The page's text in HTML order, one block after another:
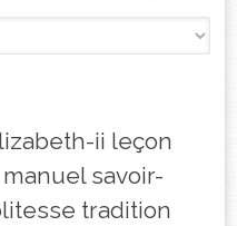
ii leçon
savoir-
tradition